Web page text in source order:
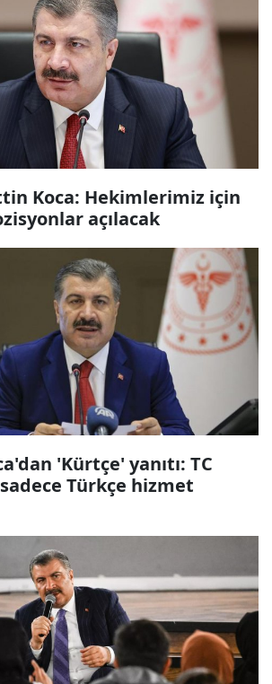
Koca: Hekimlerimiz için
açılacak
'Kürtçe' yanıtı: TC
Türkçe hizmet